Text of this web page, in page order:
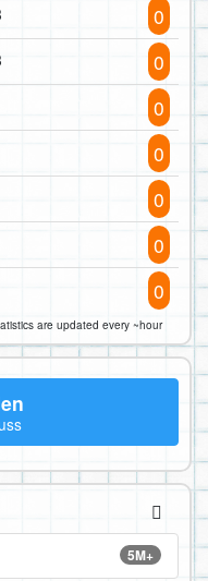
0
0
0
0
0
0
0
are updated every ~hour
5M+